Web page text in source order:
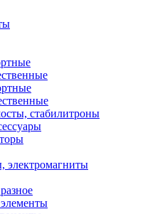
стабилитроны
электромагниты